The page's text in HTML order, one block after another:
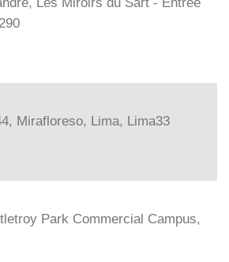
Mirafloreso, Lima, Lima33
Park Commercial Campus,